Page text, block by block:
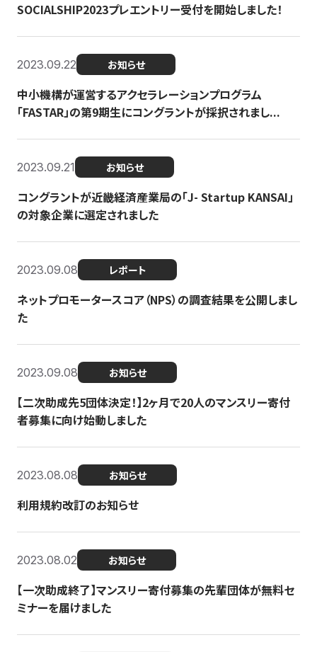
SOCIALSHIP2023プレエントリー受付を開始しました！
2023.09.22 お知らせ
中小機構が運営するアクセラレーションプログラム
「FASTAR」の第9期生にコングラントが採択されまし...
2023.09.21 お知らせ
コングラントが近畿経済産業局の「J- Startup KANSAI」
の対象企業に選定されました
2023.09.08 レポート
ネットプロモータースコア（NPS）の調査結果を公開しまし
た
2023.09.08 お知らせ
【二次助成先5団体決定！】2ヶ月で20人のマンスリー寄付
者募集に向け始動しました
2023.08.08 お知らせ
利用規約改訂のお知らせ
2023.08.02 お知らせ
【一次助成終了】マンスリー寄付募集の先輩団体が無料セ
ミナーを届けました